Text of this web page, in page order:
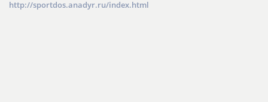
http://sportdos.anadyr.ru/index.html